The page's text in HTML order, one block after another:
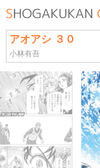
アオアシ ３０
小林有吾